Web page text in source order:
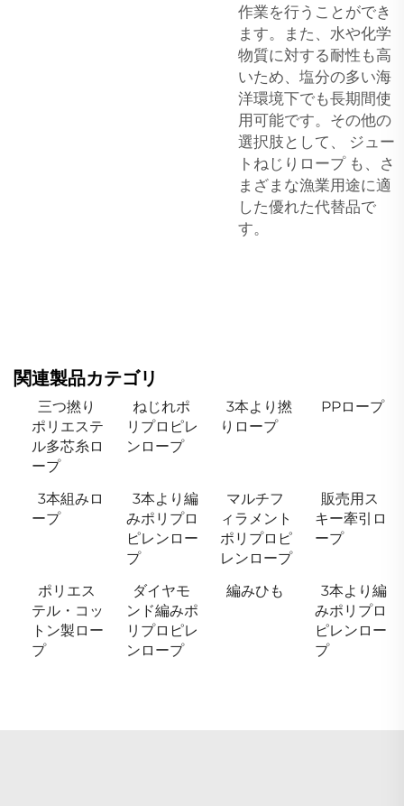
作業を行うことができ
ます。また、水や化学
物質に対する耐性も高
いため、塩分の多い海
洋環境下でも長期間使
用可能です。その他の
選択肢として、 ジュー
トねじりロープ も、さ
まざまな漁業用途に適
した優れた代替品で
す。
関連製品カテゴリ
三つ撚り
ポリエステ
ル多芯糸ロ
ープ
ねじれポ
リプロピレ
ンロープ
3本より撚
りロープ
PPロープ
3本組みロ
ープ
3本より編
みポリプロ
ピレンロー
プ
マルチフ
ィラメント
ポリプロピ
レンロープ
販売用ス
キー牽引ロ
ープ
ポリエス
テル・コッ
トン製ロー
プ
ダイヤモ
ンド編みポ
リプロピレ
ンロープ
編みひも
3本より編
みポリプロ
ピレンロー
プ